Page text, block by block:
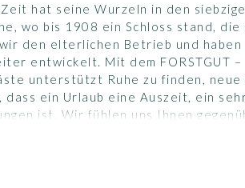
hat seine Wurzeln in den
wo bis 1908 ein Schloss stand,
den elterlichen Betrieb und
entwickelt. Mit dem FORSTGUT
unterstützt Ruhe zu finden, neue
ein Urlaub eine Auszeit, ein
ist. Wir fühlen uns Ihnen
und so eine gute Grundlage für
wir uns und wollen Abhilfe